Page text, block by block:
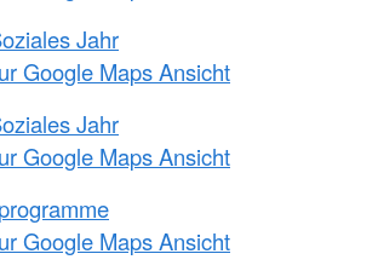
Jahr
Google Maps Ansicht
Jahr
Google Maps Ansicht
Google Maps Ansicht